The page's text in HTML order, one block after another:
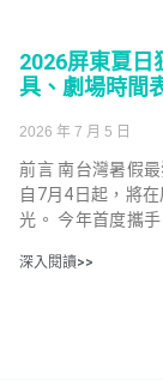
2026屏東夏日
具、劇場時間
2026 年 7 月 5 日
前言 南台灣暑假
自7月4日起，將
光。 今年首度攜手
深入閱讀>>